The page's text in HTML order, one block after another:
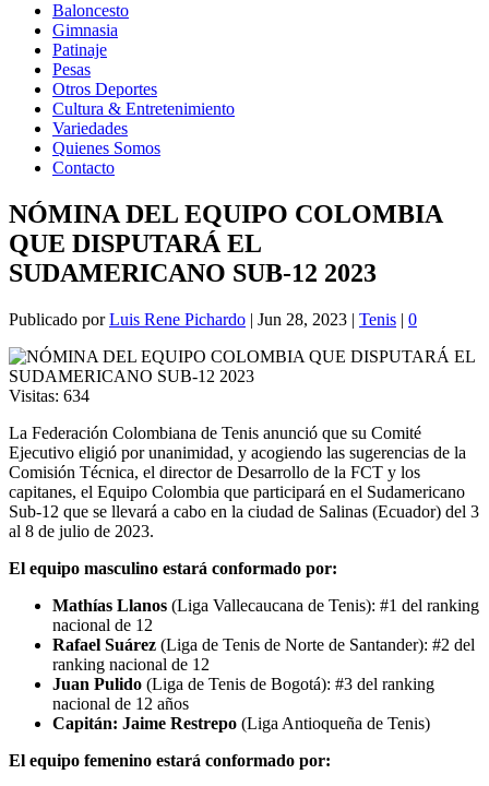
Baloncesto
Gimnasia
Patinaje
Pesas
Otros Deportes
Cultura & Entretenimiento
Variedades
Quienes Somos
Contacto
NÓMINA DEL EQUIPO COLOMBIA
QUE DISPUTARÁ EL
SUDAMERICANO SUB-12 2023
Publicado porLuis Rene Pichardo | Jun 28, 2023 | Tenis | 0
Visitas: 634
La Federación Colombiana de Tenis anunció que su Comité
Ejecutivo eligió por unanimidad, y acogiendo las sugerencias de la
Comisión Técnica, el director de Desarrollo de la FCT y los
capitanes, el Equipo Colombia que participará en el Sudamericano
Sub-12 que se llevará a cabo en la ciudad de Salinas (Ecuador) del 3
al 8 de julio de 2023.
El equipo masculino estará conformado por:
Mathías Llanos (Liga Vallecaucana de Tenis): #1 del ranking
nacional de 12
Rafael Suárez (Liga de Tenis de Norte de Santander): #2 del
ranking nacional de 12
Juan Pulido (Liga de Tenis de Bogotá): #3 del ranking
nacional de 12 años
Capitán: Jaime Restrepo (Liga Antioqueña de Tenis)
El equipo femenino estará conformado por: